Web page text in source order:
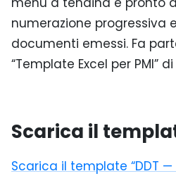
numerazione progressiva
documenti emessi. Fa
“Template Excel per PMI”
Scarica il
Scarica il template “DDT